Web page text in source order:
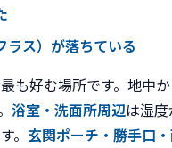
ラス）が落ちている
も好む場所です。地中
浴室・洗面所周辺は湿
。 玄関ポーチ・勝手口